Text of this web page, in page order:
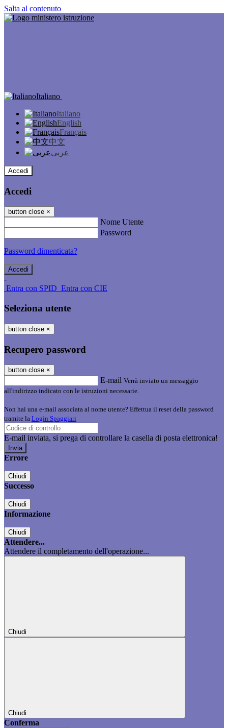
Salta al contenuto
Italiano
Italiano
English
Français
中文
عربى
Accedi
Accedi
button close ×
Nome Utente
Password
Password dimenticata?
-
Entra con SPID Entra con CIE
Seleziona utente
button close ×
Recupero password
button close ×
E-mail Verrà inviato un messaggio
all'indirizzo indicato con le istruzioni necessarie.
Non hai una e-mail associata al nome utente? Effettua il reset della password
tramite la Login Spaggiari
E-mail inviata, si prega di controllare la casella di posta elettronica!
Errore
Chiudi
Successo
Chiudi
Informazione
Chiudi
Attendere...
Attendere il completamento dell'operazione...
Chiudi
Chiudi
Conferma